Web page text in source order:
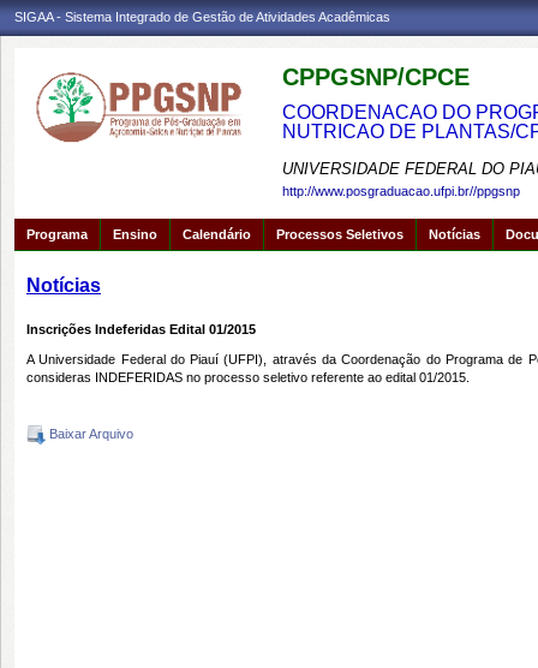
SIGAA - Sistema Integrado de Gestão de Atividades Acadêmicas
CPPGSNP/CPCE
COORDENACAO DO
NUTRICAO DE PLANTAS/
UNIVERSIDADE FEDERAL DO
http://www.posgraduacao.ufpi.br//ppgsnp
Programa Ensino Calendário Processos Seletivos Notícias
Notícias
Inscrições Indeferidas Edital 01/2015
A Universidade Federal do Piauí (UFPI), através da Coordenação do Programa
consideras INDEFERIDAS no processo seletivo referente ao edital 01/2015.
Baixar Arquivo